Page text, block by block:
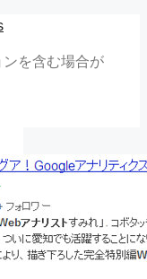
を含む場合が